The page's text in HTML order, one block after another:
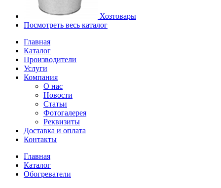
Хозтовары
Посмотреть весь каталог
Главная
Каталог
Производители
Услуги
Компания
О нас
Новости
Статьи
Фотогалерея
Реквизиты
Доставка и оплата
Контакты
Главная
Каталог
Обогреватели